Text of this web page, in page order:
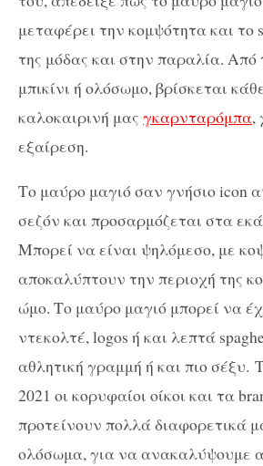
μεταφέρει την κομψότητα και το
της μόδας και στην παραλία. Από
μπικίνι ή ολόσωμο, βρίσκεται
καλοκαιρινή μας γκαρνταρόμπα,
εξαίρεση.
Το μαύρο μαγιό σαν γνήσιο icon
σεζόν και προσαρμόζεται στα
Μπορεί να είναι ψηλόμεσο, με
αποκαλύπτουν την περιοχή της
ώμο. Το μαύρο μαγιό μπορεί να
ντεκολτέ, logos ή και λεπτά
αθλητική γραμμή ή και πιο σέξυ.
2021 οι κορυφαίοι οίκοι και τα
προτείνουν πολλά διαφορετικά
ολόσωμα, για να ανακαλύψουμε